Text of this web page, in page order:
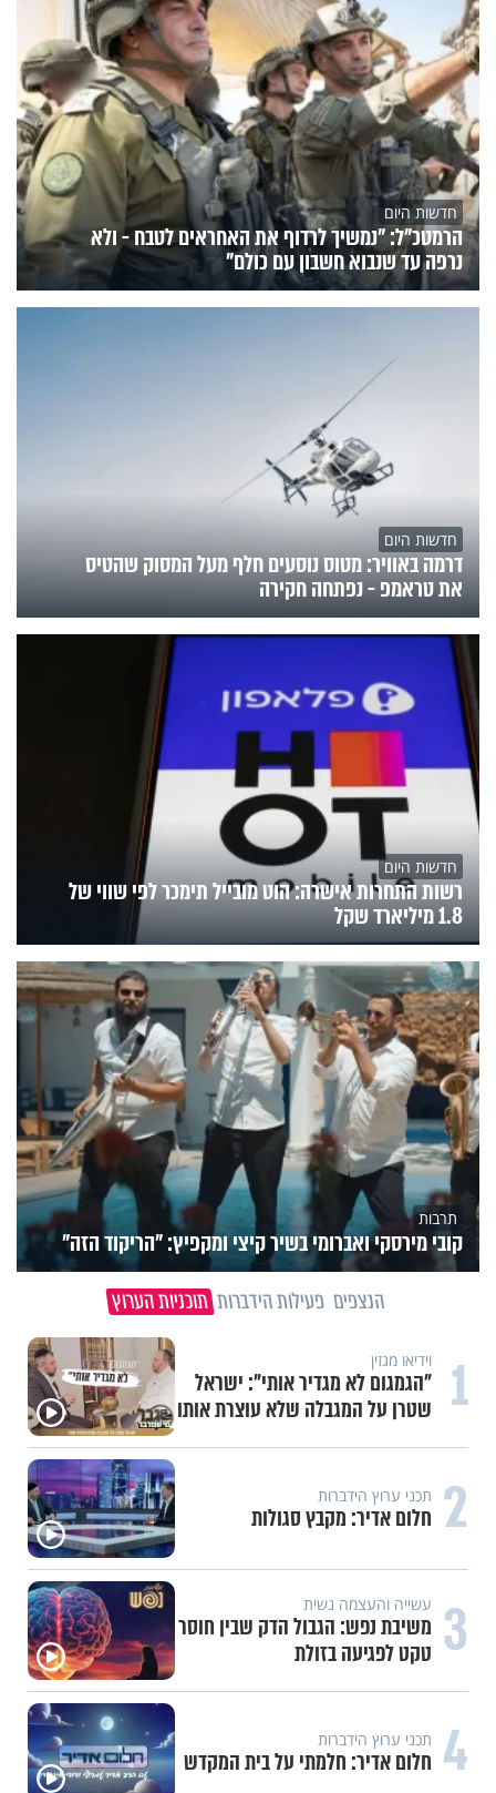
חדשות היום
הרמטכ"ל: "נמשיך לרדוף את האחראים לטבח - ולא
נרפה עד שנבוא חשבון עם כולם"
חדשות היום
דרמה באוויר: מטוס נוסעים חלף מעל המסוק שהטיס
את טראמפ - נפתחה חקירה
חדשות היום
רשות התחרות אישרה: הוט מובייל תימכר לפי שווי של
1.8 מיליארד שקל
תרבות
קובי מירסקי ואברומי בשיר קיצי ומקפיץ: "הריקוד הזה"
הנצפים פעילות הידברות תוכניות הערוץ
1 וידיאו מגזין
"הגמגום לא מגדיר אותי": ישראל
שטרן על המגבלה שלא עוצרת אותו
2 תכני ערוץ הידברות
חלום אדיר: מקבץ סגולות
3 עשייה והעצמה נשית
משיבת נפש: הגבול הדק שבין חוסר
טקט לפגיעה בזולת
4 תכני ערוץ הידברות
חלום אדיר: חלמתי על בית המקדש